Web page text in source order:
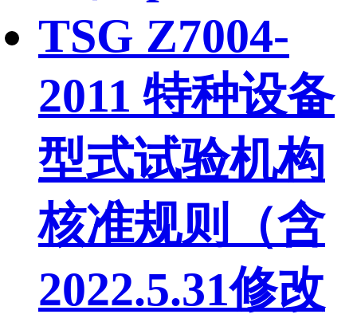
TSG Z7004-
2011 特种设备
型式试验机构
核准规则（含
2022.5.31修改